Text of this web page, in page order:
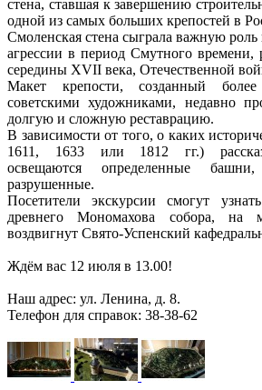
стена, ставшая к завершению
одной из самых больших крепостей в
Смоленская стена сыграла важную
агрессии в период Смутного времени,
середины XVII века, Отечественной
Макет крепости, созданный
советскими художниками, недавно
долгую и сложную реставрацию.
В зависимости от того, о каких
1611, 1633 или 1812 гг.)
освещаются определенные
разрушенные.
Посетители экскурсии смогут
древнего Мономахова собора, на
воздвигнут Свято-Успенский
Ждём вас 12 июля в 13.00!
Наш адрес: ул. Ленина, д. 8.
Телефон для справок: 38-38-62